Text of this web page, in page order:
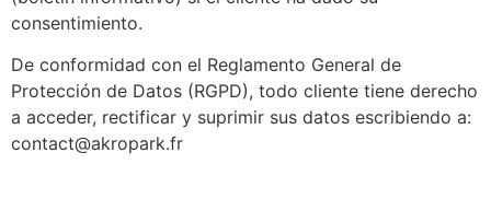
consentimiento.
De conformidad con el Reglamento General de
Protección de Datos (RGPD), todo cliente tiene derecho
a acceder, rectificar y suprimir sus datos escribiendo a:
contact@akropark.fr